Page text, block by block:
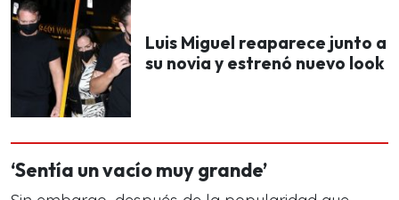
Luis Miguel reaparece junto a
su novia y estrenó nuevo look
‘Sentía un vacío muy grande’